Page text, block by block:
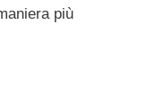
più